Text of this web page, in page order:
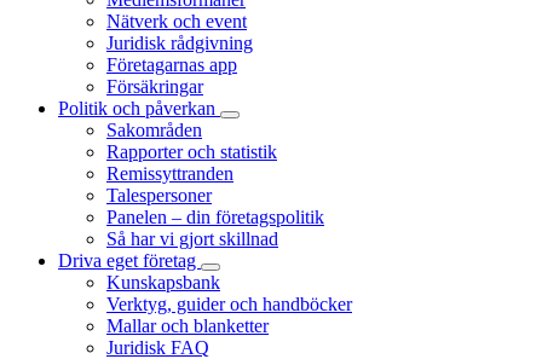
Nätverk och event
Juridisk rådgivning
Företagarnas app
Försäkringar
Politik och påverkan
Sakområden
Rapporter och statistik
Remissyttranden
Talespersoner
Panelen – din företagspolitik
Så har vi gjort skillnad
Driva eget företag
Kunskapsbank
Verktyg, guider och handböcker
Mallar och blanketter
Juridisk FAQ